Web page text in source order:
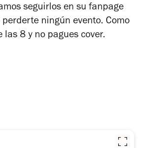
seguirlos en su fanpage
perderte ningún evento. Como
las 8 y no pagues cover.